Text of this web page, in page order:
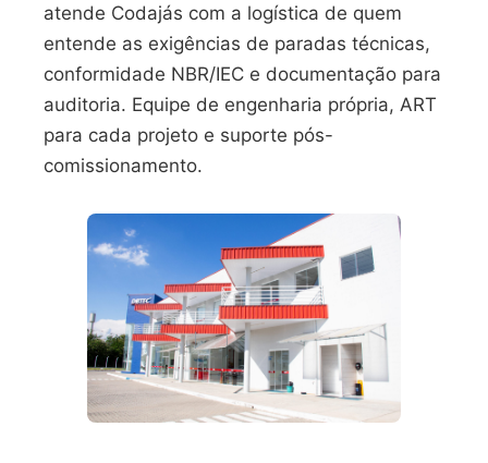
atende Codajás com a logística de quem
entende as exigências de paradas técnicas,
conformidade NBR/IEC e documentação para
auditoria. Equipe de engenharia própria, ART
para cada projeto e suporte pós-
comissionamento.